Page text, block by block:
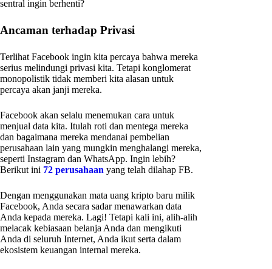
sentral ingin berhenti?
Ancaman terhadap Privasi
Terlihat Facebook ingin kita percaya bahwa mereka
serius melindungi privasi kita. Tetapi konglomerat
monopolistik tidak memberi kita alasan untuk
percaya akan janji mereka.
Facebook akan selalu menemukan cara untuk
menjual data kita. Itulah roti dan mentega mereka
dan bagaimana mereka mendanai pembelian
perusahaan lain yang mungkin menghalangi mereka,
seperti Instagram dan WhatsApp. Ingin lebih?
Berikut ini 72 perusahaan yang telah dilahap FB.
Dengan menggunakan mata uang kripto baru milik
Facebook, Anda secara sadar menawarkan data
Anda kepada mereka. Lagi! Tetapi kali ini, alih-alih
melacak kebiasaan belanja Anda dan mengikuti
Anda di seluruh Internet, Anda ikut serta dalam
ekosistem keuangan internal mereka.